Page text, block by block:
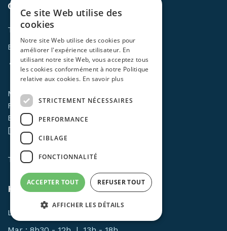
CONTACT
Tél:+32 61 28 85 32
Email:info@mlcars.be
ML Cars S.A.
Route de Sommerain 1
B-6661 HOUFFALIZE
[ZI des Cheras]
TVA: BE0420529543
HORAIRES
Lun : 8h30 - 12h | 13h - 18h
Ce site Web utilise des
cookies
Notre site Web utilise des cookies pour
améliorer l'expérience utilisateur. En
utilisant notre site Web, vous acceptez tous
les cookies conformément à notre Politique
relative aux cookies. En savoir plus
STRICTEMENT NÉCESSAIRES
PERFORMANCE
CIBLAGE
FONCTIONNALITÉ
ACCEPTER TOUT REFUSER TOUT
AFFICHER LES DÉTAILS